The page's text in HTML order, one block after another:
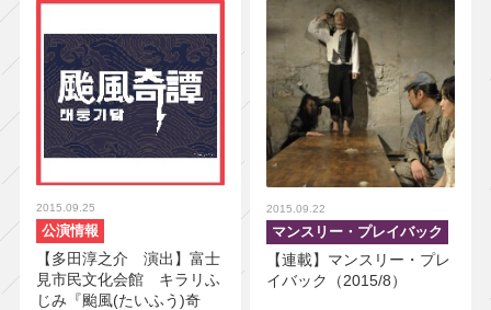
2015.09.25
公演情報
【多田淳之介 演出】富士
見市民文化会館 キラリふ
じみ『颱風(たいふう)奇
2015.09.22
マンスリー・プレイバック
【連載】マンスリー・プレ
イバック（2015/8）